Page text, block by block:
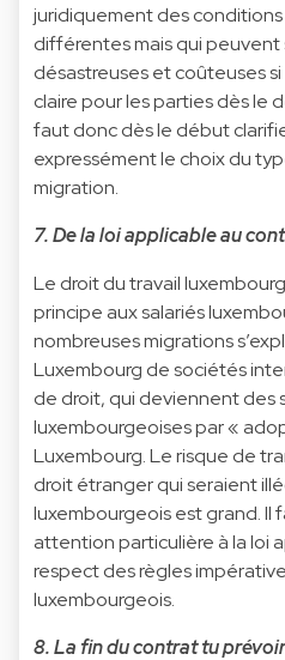
juridiquement des
différentes mais qui peuvent
désastreuses et coûteuses si
claire pour les parties dès le
faut donc dès le début
expressément le choix du
migration.
7. De la loi applicable au
Le droit du travail
principe aux salariés
nombreuses migrations
Luxembourg de sociétés
de droit, qui deviennent des
luxembourgeoises par «
Luxembourg. Le risque de
droit étranger qui seraient
luxembourgeois est grand. Il
attention particulière à la loi
respect des règles
luxembourgeois.
8. La fin du contrat tu